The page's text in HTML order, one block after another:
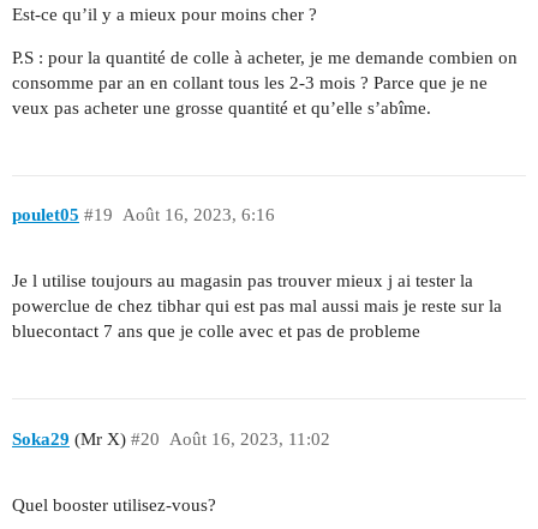
Est-ce qu’il y a mieux pour moins cher ?
P.S : pour la quantité de colle à acheter, je me demande combien on
consomme par an en collant tous les 2-3 mois ? Parce que je ne
veux pas acheter une grosse quantité et qu’elle s’abîme.
poulet05 Août 16, 2023, 6:16
#19
Je l utilise toujours au magasin pas trouver mieux j ai tester la
powerclue de chez tibhar qui est pas mal aussi mais je reste sur la
bluecontact 7 ans que je colle avec et pas de probleme
Soka29 (Mr X) Août 16, 2023, 11:02
#20
Quel booster utilisez-vous?